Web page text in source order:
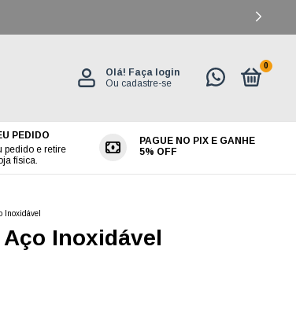
Olá! Faça login
Ou cadastre-se
0
PEDIDO
pedido e retire
física.
PAGUE NO PIX E GANHE
5% OFF
Inoxidável
Inoxidável